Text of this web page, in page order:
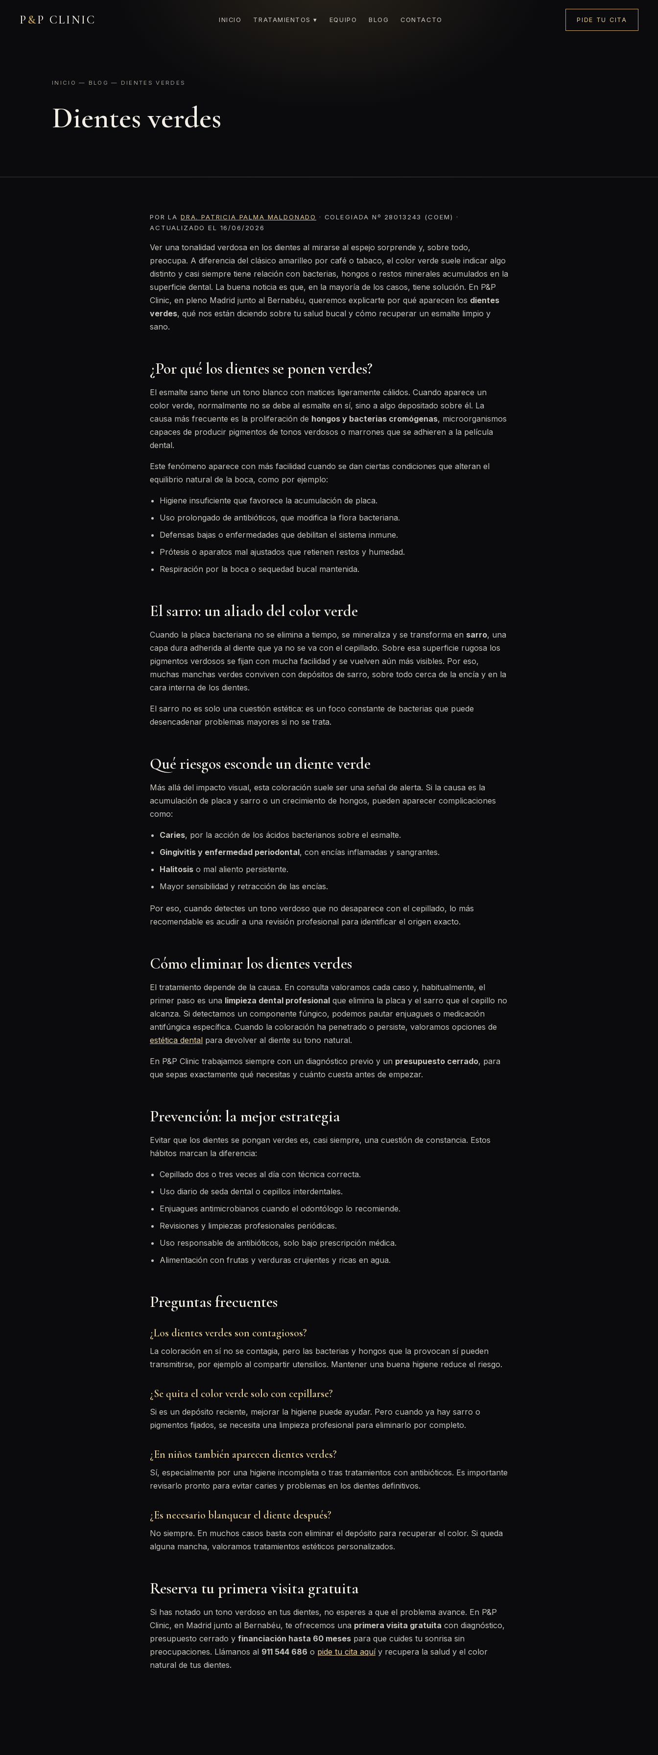
P &P CLINIC INICIO TRATAMIENTOS ▾ EQUIPO BLOG CONTACTO PIDE TU CITA
INICIO — BLOG — DIENTES VERDES
Dientes verdes
POR LA DRA. PATRICIA PALMA MALDONADO
· COLEGIADA Nº 28013243 (COEM) ·
ACTUALIZADO EL 16/06/2026
Ver una tonalidad verdosa en los dientes al mirarse al espejo sorprende y, sobre todo,
preocupa. A diferencia del clásico amarilleo por café o tabaco, el color verde suele indicar algo
distinto y casi siempre tiene relación con bacterias, hongos o restos minerales acumulados en la
superficie dental. La buena noticia es que, en la mayoría de los casos, tiene solución. En P&P
Clinic, en pleno Madrid junto al Bernabéu, queremos explicarte por qué aparecen los dientes
verdes, qué nos están diciendo sobre tu salud bucal y cómo recuperar un esmalte limpio y
sano.
¿Por qué los dientes se ponen verdes?
El esmalte sano tiene un tono blanco con matices ligeramente cálidos. Cuando aparece un
color verde, normalmente no se debe al esmalte en sí, sino a algo depositado sobre él. La
causa más frecuente es la proliferación de hongos y bacterias cromógenas, microorganismos
capaces de producir pigmentos de tonos verdosos o marrones que se adhieren a la película
dental.
Este fenómeno aparece con más facilidad cuando se dan ciertas condiciones que alteran el
equilibrio natural de la boca, como por ejemplo:
Higiene insuficiente que favorece la acumulación de placa.
Uso prolongado de antibióticos, que modifica la flora bacteriana.
Defensas bajas o enfermedades que debilitan el sistema inmune.
Prótesis o aparatos mal ajustados que retienen restos y humedad.
Respiración por la boca o sequedad bucal mantenida.
El sarro: un aliado del color verde
Cuando la placa bacteriana no se elimina a tiempo, se mineraliza y se transforma en sarro, una
capa dura adherida al diente que ya no se va con el cepillado. Sobre esa superficie rugosa los
pigmentos verdosos se fijan con mucha facilidad y se vuelven aún más visibles. Por eso,
muchas manchas verdes conviven con depósitos de sarro, sobre todo cerca de la encía y en la
cara interna de los dientes.
El sarro no es solo una cuestión estética: es un foco constante de bacterias que puede
desencadenar problemas mayores si no se trata.
Qué riesgos esconde un diente verde
Más allá del impacto visual, esta coloración suele ser una señal de alerta. Si la causa es la
acumulación de placa y sarro o un crecimiento de hongos, pueden aparecer complicaciones
como:
Caries, por la acción de los ácidos bacterianos sobre el esmalte.
Gingivitis y enfermedad periodontal, con encías inflamadas y sangrantes.
Halitosis o mal aliento persistente.
Mayor sensibilidad y retracción de las encías.
Por eso, cuando detectes un tono verdoso que no desaparece con el cepillado, lo más
recomendable es acudir a una revisión profesional para identificar el origen exacto.
Cómo eliminar los dientes verdes
El tratamiento depende de la causa. En consulta valoramos cada caso y, habitualmente, el
primer paso es una limpieza dental profesional que elimina la placa y el sarro que el cepillo no
alcanza. Si detectamos un componente fúngico, podemos pautar enjuagues o medicación
antifúngica específica. Cuando la coloración ha penetrado o persiste, valoramos opciones de
estética dental para devolver al diente su tono natural.
En P&P Clinic trabajamos siempre con un diagnóstico previo y un presupuesto cerrado, para
que sepas exactamente qué necesitas y cuánto cuesta antes de empezar.
Prevención: la mejor estrategia
Evitar que los dientes se pongan verdes es, casi siempre, una cuestión de constancia. Estos
hábitos marcan la diferencia:
Cepillado dos o tres veces al día con técnica correcta.
Uso diario de seda dental o cepillos interdentales.
Enjuagues antimicrobianos cuando el odontólogo lo recomiende.
Revisiones y limpiezas profesionales periódicas.
Uso responsable de antibióticos, solo bajo prescripción médica.
Alimentación con frutas y verduras crujientes y ricas en agua.
Preguntas frecuentes
¿Los dientes verdes son contagiosos?
La coloración en sí no se contagia, pero las bacterias y hongos que la provocan sí pueden
transmitirse, por ejemplo al compartir utensilios. Mantener una buena higiene reduce el riesgo.
¿Se quita el color verde solo con cepillarse?
Si es un depósito reciente, mejorar la higiene puede ayudar. Pero cuando ya hay sarro o
pigmentos fijados, se necesita una limpieza profesional para eliminarlo por completo.
¿En niños también aparecen dientes verdes?
Sí, especialmente por una higiene incompleta o tras tratamientos con antibióticos. Es importante
revisarlo pronto para evitar caries y problemas en los dientes definitivos.
¿Es necesario blanquear el diente después?
No siempre. En muchos casos basta con eliminar el depósito para recuperar el color. Si queda
alguna mancha, valoramos tratamientos estéticos personalizados.
Reserva tu primera visita gratuita
Si has notado un tono verdoso en tus dientes, no esperes a que el problema avance. En P&P
Clinic, en Madrid junto al Bernabéu, te ofrecemos una primera visita gratuita con diagnóstico,
presupuesto cerrado y financiación hasta 60 meses para que cuides tu sonrisa sin
preocupaciones. Llámanos al 911 544 686 o pide tu cita aquíy recupera la salud y el color
natural de tus dientes.